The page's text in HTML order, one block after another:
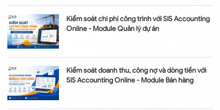
Kiểm soát chi phí công trình với SIS Accounting
Online - Module Quản lý dự án
Kiểm soát doanh thu, công nợ và dòng tiền với
SIS Accounting Online - Module Bán hàng